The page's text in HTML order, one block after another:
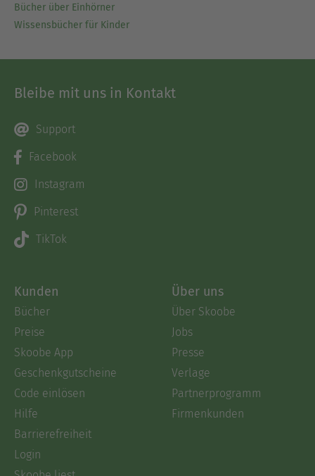
Bücher über Einhörner
Wissensbücher für Kinder
Bleibe mit uns in Kontakt
Support
Facebook
Instagram
Pinterest
TikTok
Kunden
Bücher
Preise
Skoobe App
Geschenkgutscheine
Code einlösen
Hilfe
Barrierefreiheit
Login
Über uns
Über Skoobe
Jobs
Presse
Verlage
Partnerprogramm
Firmenkunden